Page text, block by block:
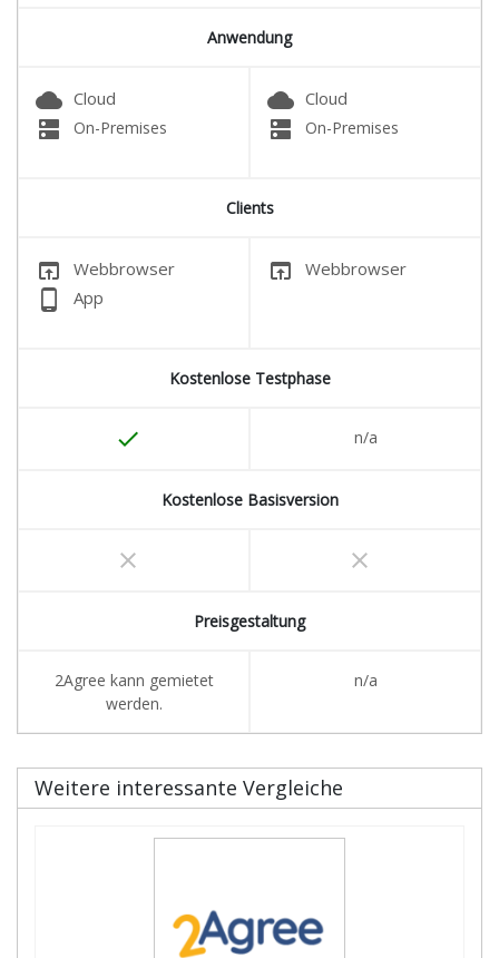
Anwendung
cloud Cloud
dns On-Premises
cloud Cloud
dns On-Premises
Clients
open_in_browser Webbrowser
phone_android App
open_in_browser Webbrowser
Kostenlose Testphase
done n/a
Kostenlose Basisversion
clear clear
Preisgestaltung
2Agree kann gemietet
werden.
n/a
Weitere interessante Vergleiche